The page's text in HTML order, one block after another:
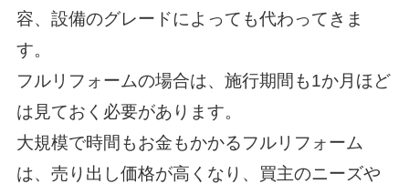
容、設備のグレードによっても代わってきま
す。
フルリフォームの場合は、施行期間も1か月ほど
は見ておく必要があります。
大規模で時間もお金もかかるフルリフォーム
は、売り出し価格が高くなり、買主のニーズや